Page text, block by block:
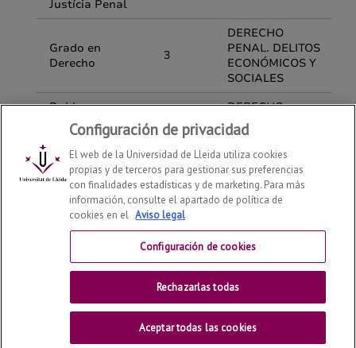
Departamento de Derecho2026
Contactar
Universitat de Lleida
Configuración de privacidad
El web de la Universidad de Lleida utiliza cookies
propias y de terceros para gestionar sus preferencias
con finalidades estadísticas y de marketing. Para más
información, consulte el apartado de política de
cookies en el Aviso legal
Configuración de cookies
Rechazarlas todas
Aceptar todas las cookies